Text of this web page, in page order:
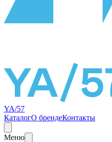
YA/57
КаталогО брендеКонтакты
Меню